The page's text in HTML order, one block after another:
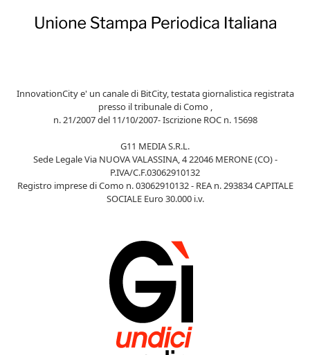
InnovationCity e' un canale di BitCity, testata giornalistica registrata
presso il tribunale di Como ,
n. 21/2007 del 11/10/2007- Iscrizione ROC n. 15698
G11 MEDIA S.R.L.
Sede Legale Via NUOVA VALASSINA, 4 22046 MERONE (CO) -
P.IVA/C.F.03062910132
Registro imprese di Como n. 03062910132 - REA n. 293834 CAPITALE
SOCIALE Euro 30.000 i.v.